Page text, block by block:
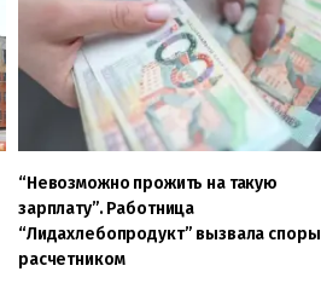
“Невозможно прожить на такую
зарплату”. Работница
“Лидахлебопродукт” вызвала споры
расчетником